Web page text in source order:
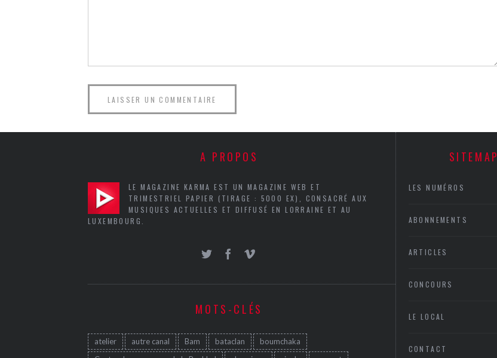
A PROPOS
LE MAGAZINE KARMA EST UN MAGAZINE WEB ET
TRIMESTRIEL PAPIER (TIRAGE : 5000 EX), CONSACRÉ AUX
MUSIQUES ACTUELLES ET DIFFUSÉ EN LORRAINE ET AU
LUXEMBOURG.
MOTS-CLÉS
atelier autre canal Bam bataclan
boumchaka
SITEMAP
LES NUMÉROS
ABONNEMENTS
ARTICLES
CONCOURS
LE LOCAL
CONTACT